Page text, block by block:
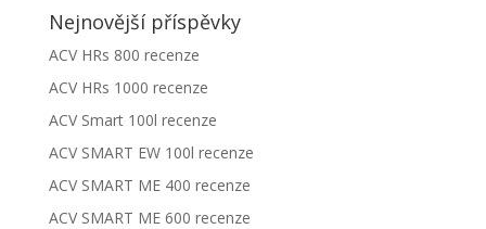
Nejnovější příspěvky
ACV HRs 800 recenze
ACV HRs 1000 recenze
ACV Smart 100l recenze
ACV SMART EW 100l recenze
ACV SMART ME 400 recenze
ACV SMART ME 600 recenze